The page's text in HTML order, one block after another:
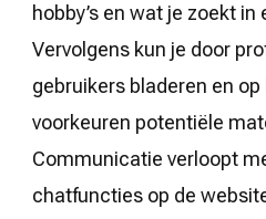
hobby’s en wat je zoekt in
Vervolgens kun je door
gebruikers bladeren en
voorkeuren potentiële
Communicatie verloopt
chatfuncties op de